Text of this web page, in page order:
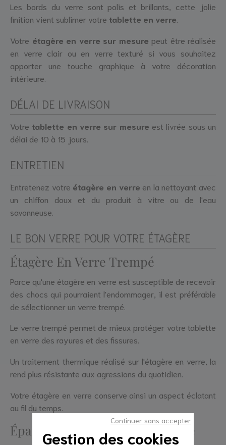
Gestion des cookies
Continuer sans accepter
Les bords du verre sont polis et brillants, cette jolie
finition vient sublimer votre tablette en verre
Votre étagère en verre sur mesure peut être réalisée
en verre clair ou en verre texturé si vous souhaitez
apporter une touche graphique à votre décoration
intérieure.
DÉLAI DE LIVRAISON
Votre tablette en verre sur mesure est livrée sous un
délai de 10 à 15 jours.
ENTRETIEN
Entretenez votre étagère en verre en la nettoyant avec
un chiffon doux et du produit à vitre ou de l'eau
savonneuse.
LE BON VERRE POUR VOTRE ÉTAGÈRE
Étagère En Verre Trempé
Parce qu'une étagère en verre est susceptible de recevoir
des chocs qui pourraient l'endommager, il est préférable
de sélectionner un verre trempé.
Le verre trempé permet de mieux protéger votre tablette
en verre des rayures et des fissures.
Un traitement thermique réalisé sur l'étagère en verre, la
rend plus résistante aux agressions du quotidien.
Votre étagère en verre conserve ainsi un aspect éclatant
au fil du temps.
Épaisseur Pour Étagère En Verre